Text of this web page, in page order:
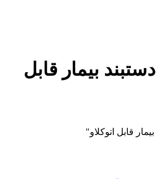
دستبند بیمار قابل